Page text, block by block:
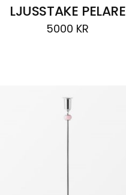
LJUSSTAKE PELARE
5000 KR